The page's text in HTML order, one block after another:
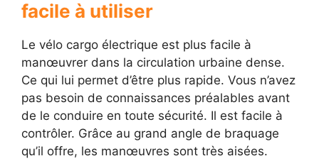
facile à utiliser
Le vélo cargo électrique est plus facile à
manœuvrer dans la circulation urbaine dense.
Ce qui lui permet d’être plus rapide. Vous n’avez
pas besoin de connaissances préalables avant
de le conduire en toute sécurité. Il est facile à
contrôler. Grâce au grand angle de braquage
qu’il offre, les manœuvres sont très aisées.